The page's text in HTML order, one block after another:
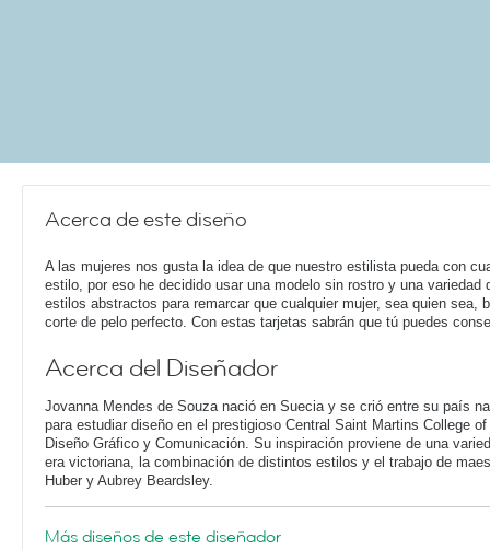
Acerca de este diseño
A las mujeres nos gusta la idea de que nuestro estilista pueda con
estilo, por eso he decidido usar una modelo sin rostro y una variedad
estilos abstractos para remarcar que cualquier mujer, sea quien sea,
corte de pelo perfecto. Con estas tarjetas sabrán que tú puedes
Acerca del Diseñador
Jovanna Mendes de Souza nació en Suecia y se crió entre su país
para estudiar diseño en el prestigioso Central Saint Martins College
Diseño Gráfico y Comunicación. Su inspiración proviene de una
era victoriana, la combinación de distintos estilos y el trabajo de
Huber y Aubrey Beardsley.
Más diseños de este diseñador